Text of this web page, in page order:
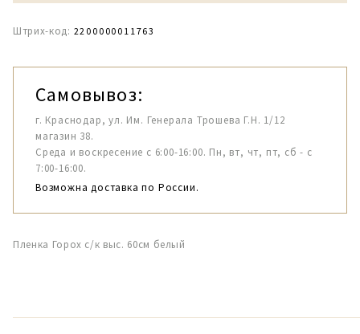
Штрих-код: 2200000011763
Самовывоз:
г. Краснодар, ул. Им. Генерала Трошева Г.Н. 1/12
магазин 38.
Среда и воскресение с 6:00-16:00. Пн, вт, чт, пт, сб - с
7:00-16:00.
Возможна доставка по России.
Пленка Горох с/к выс. 60см белый